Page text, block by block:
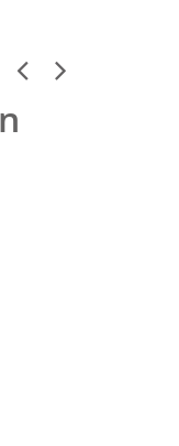
Previous
Next